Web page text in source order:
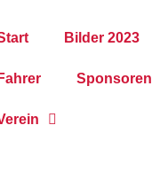
Bilder 2023
Fahrer Sponsoren